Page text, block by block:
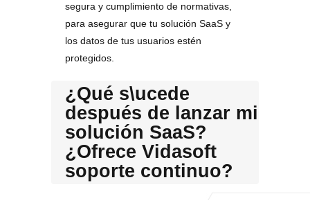
segura y cumplimiento de normativas,
para asegurar que tu solución SaaS y
los datos de tus usuarios estén
protegidos.
¿Qué s\ucede
después de lanzar mi
solución SaaS?
¿Ofrece Vidasoft
soporte continuo?